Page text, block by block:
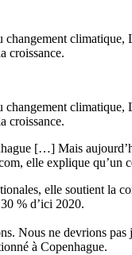
croissance.
croissance.
[…] Mais
elle explique qu’un
elle soutient
% d’ici 2020.
Nous ne devrions
à Copenhague.